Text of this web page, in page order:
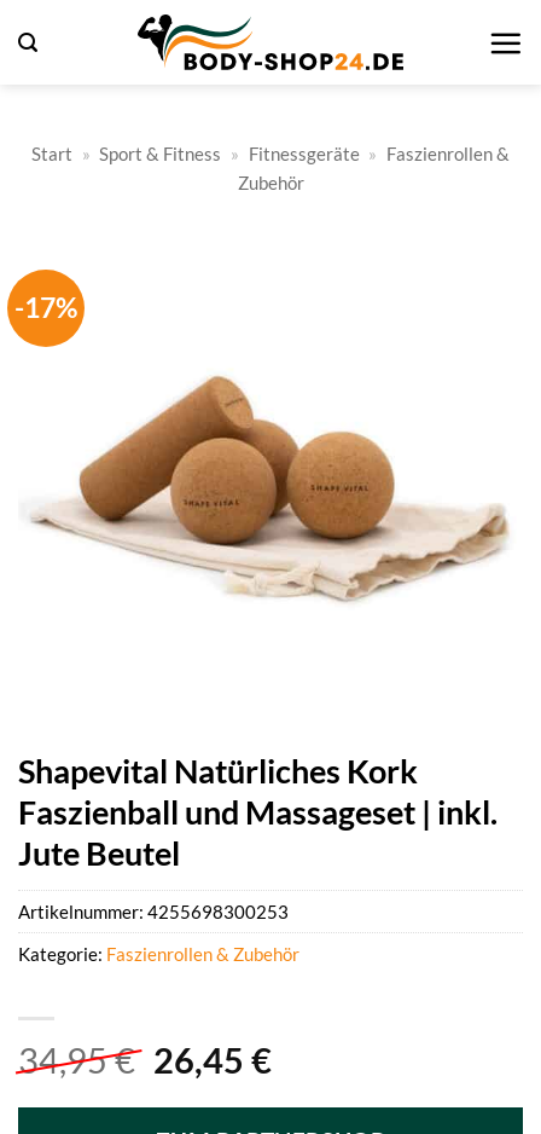
Inhalt
Start » Sport & Fitness » Fitnessgeräte » Faszienrollen &
Zubehör
-17%
Shapevital Natürliches Kork
Faszienball und Massageset | inkl.
Jute Beutel
34,95€ Ursprünglicher
26,45 €Aktueller
Artikelnummer: 4255698300253
Kategorie: Faszienrollen & Zubehör